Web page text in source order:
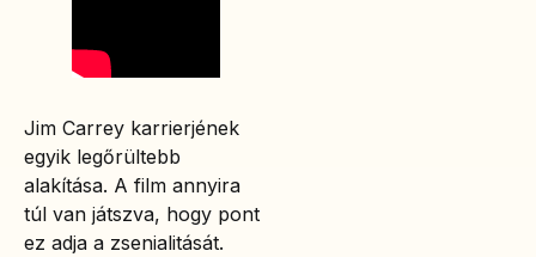
Jim Carrey karrierjének
egyik legőrültebb
alakítása. A film annyira
túl van játszva, hogy pont
ez adja a zsenialitását.